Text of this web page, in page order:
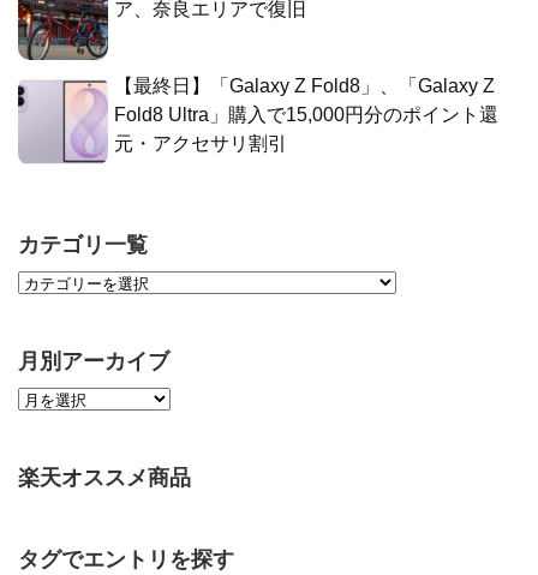
ア、奈良エリアで復旧
【最終日】「Galaxy Z Fold8」、「Galaxy Z
Fold8 Ultra」購入で15,000円分のポイント還
元・アクセサリ割引
カテゴリ一覧
月別アーカイブ
楽天オススメ商品
タグでエントリを探す